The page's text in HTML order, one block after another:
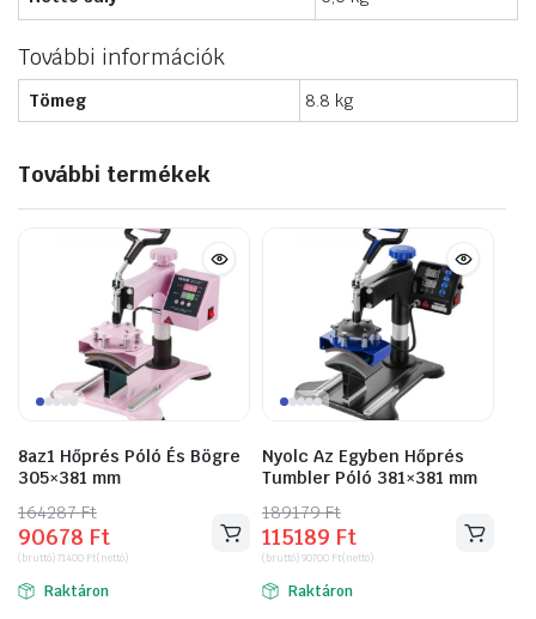
További információk
Tömeg 8.8 kg
További termékek
8az1 Hőprés Póló És Bögre
305×381 mm
164287Ft
Original
price
was:
164287 Ft.
90678 Ft
Current
price
is:
90678 Ft.
(bruttó)71400 Ft(nettó)
Raktáron
Nyolc Az Egyben Hőprés
Tumbler Póló 381×381 mm
189179Ft
Original
price
was:
189179 Ft.
115189 Ft
Current
price
is:
115189 Ft.
(bruttó)90700 Ft(nettó)
Raktáron